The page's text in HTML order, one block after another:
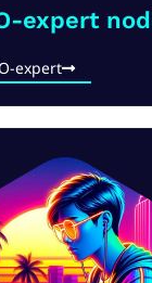
expert
expert